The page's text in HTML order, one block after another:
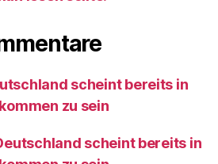
scheint bereits in
zu sein
scheint bereits in